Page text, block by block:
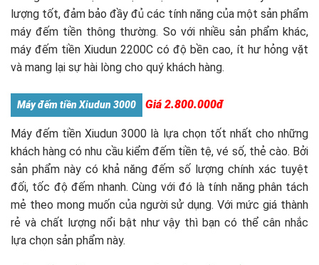
lượng tốt, đảm bảo đầy đủ các tính năng của một sản phẩm
máy đếm tiền thông thường. So với nhiều sản phẩm khác,
máy đếm tiền Xiudun 2200C có độ bền cao, ít hư hỏng vặt
và mang lại sự hài lòng cho quý khách hàng.
Máy đếm tiền Xiudun 3000 Giá 2.800.000đ
Máy đếm tiền Xiudun 3000 là lựa chọn tốt nhất cho những
khách hàng có nhu cầu kiểm đếm tiền tệ, vé số, thẻ cào. Bởi
sản phẩm này có khả năng đếm số lượng chính xác tuyệt
đối, tốc độ đếm nhanh. Cùng với đó là tính năng phân tách
mẻ theo mong muốn của người sử dụng. Với mức giá thành
rẻ và chất lượng nổi bật như vậy thì bạn có thể cân nhắc
lựa chọn sản phẩm này.